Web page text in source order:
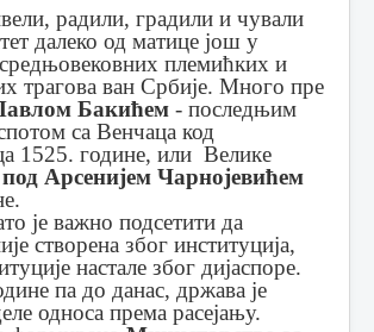
радили, градили и чували
далеко од матице још у
племићких и
трагова ван Србије. Много пре
Бакићем - последњим
са Венчаца код
1525. године, или Велике
под Арсенијем Чарнојевићем
је важно подсетити да
створена због институција,
настале због дијаспоре.
па до данас, држава је
односа према расејању.